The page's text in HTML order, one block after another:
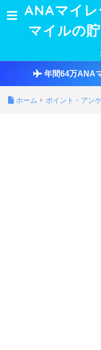
ANAマイ
マイルの
年間64万ANA
ホーム ポイント・アン